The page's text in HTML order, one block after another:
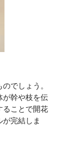
でしょう。
が幹や枝を伝
ることで開花
完結しま